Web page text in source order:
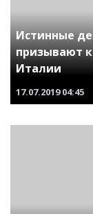
Истинные
призывают
Италии
17.07.2019 04:45